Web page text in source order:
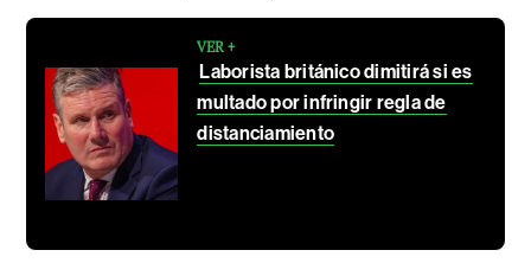
VER +
Laborista británico dimitirá si es
multado por infringir regla de
distanciamiento